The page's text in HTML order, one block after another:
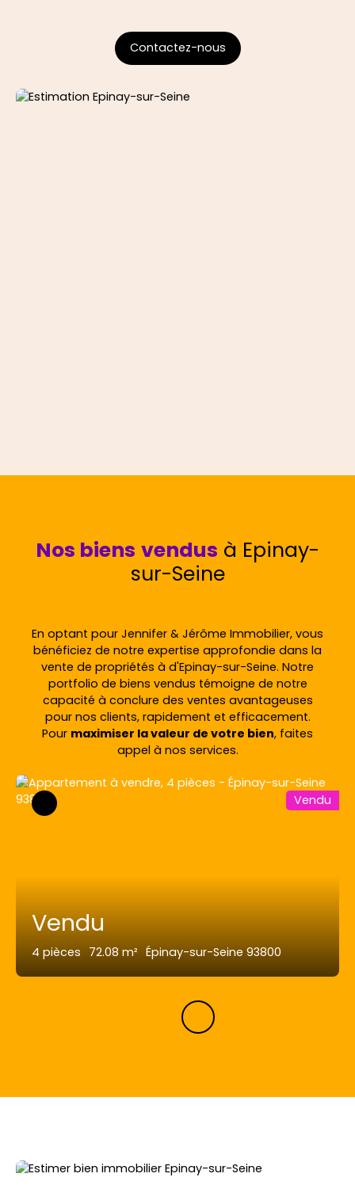
Contactez-nous
Nos biens vendus à Epinay-
sur-Seine
En optant pour Jennifer & Jérôme Immobilier, vous
bénéficiez de notre expertise approfondie dans la
vente de propriétés à d'Epinay-sur-Seine. Notre
portfolio de biens vendus témoigne de notre
capacité à conclure des ventes avantageuses
pour nos clients, rapidement et efficacement.
Pour maximiser la valeur de votre bien, faites
appel à nos services.
Vendu
4 pièces 72.08 m² Épinay-sur-Seine 93800
Vendu